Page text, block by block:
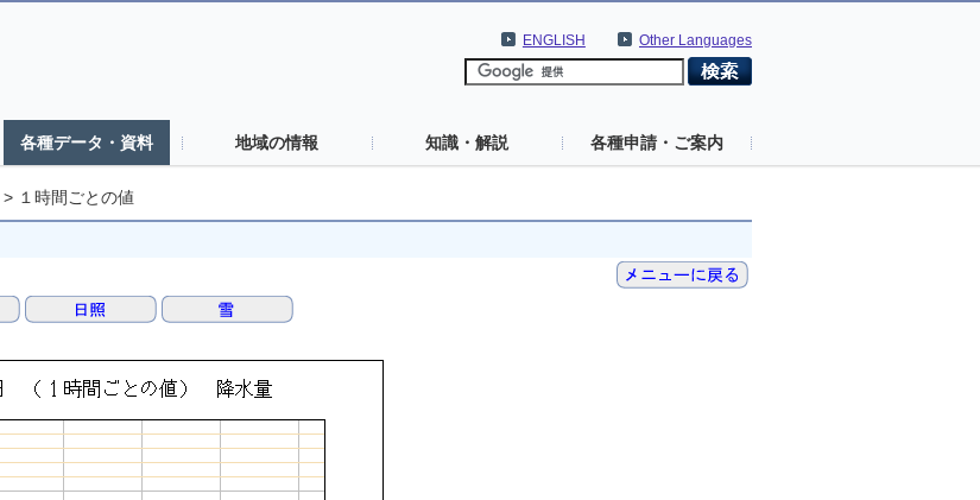
Other Languages
ENGLISH
各種データ・資料 地域の情報 知識・解説 各種申請・ご案内
> １時間ごとの値